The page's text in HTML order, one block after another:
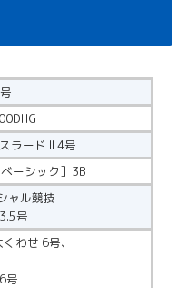
ラード II 4号
ーシック］3B
ャル競技
号
わせ 6号、
号